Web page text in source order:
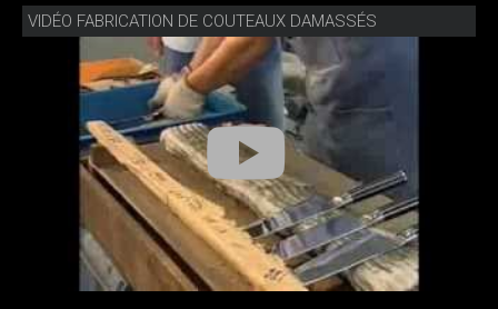
VIDÉO FABRICATION DE COUTEAUX DAMASSÉS